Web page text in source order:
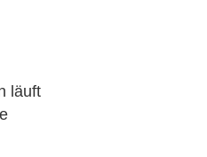
Die